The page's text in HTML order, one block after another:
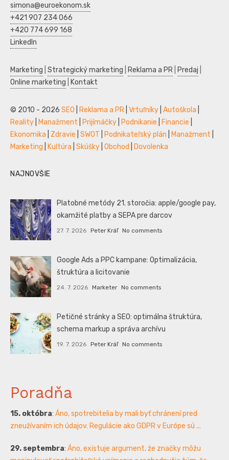
simona@euroekonom.sk
+421 907 234 066
+420 774 699 168
LinkedIn
Marketing Strategický marketing Reklama a PR Predaj
Online marketing
Kontakt
© 2010 - 2026 SEO Reklama a PR Vrtuľníky Autoškola
Reality
Manažment Prijímáčky Podnikanie Financie
Ekonomika
Zdravie SWOT Podnikateľský plán Manažment
Marketing
Kultúra Skúšky Obchod Dovolenka
NAJNOVŠIE
Platobné metódy 21. storočia: apple/google pay,
okamžité platby a SEPA pre darcov
27. 7. 2026 Peter Kráľ No comments
Google Ads a PPC kampane: Optimalizácia,
štruktúra a licitovanie
24. 7. 2026 Marketer No comments
Petičné stránky a SEO: optimálna štruktúra,
schema markup a správa archívu
19. 7. 2026 Peter Kráľ No comments
Poradňa
15. októbra: Áno, spotrebitelia by mali byť chránení pred
zneužívaním ich údajov. Regulácie ako GDPR v Európe sú ...
29. septembra: Áno, existuje argument, že značky môžu